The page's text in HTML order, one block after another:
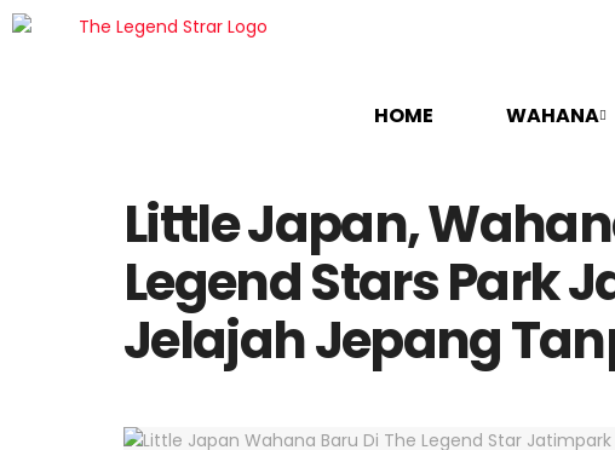
HOME WAHANA
Little Japan,
Legend Stars Park
Jelajah Jepang